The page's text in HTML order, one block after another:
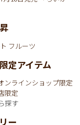
フルーツ
定アイテム
ンラインショップ限定
限定
探す
ー